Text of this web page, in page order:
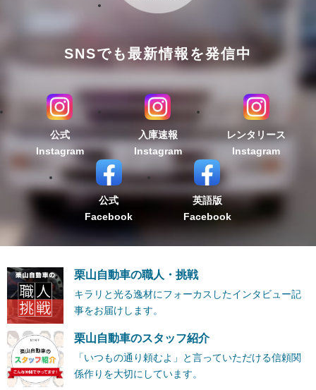
SNSでも最新情報を発信中
公式
Instagram
入庫速報
Instagram
レンタリース
Instagram
公式
Facebook
英語版
Facebook
栗山自動車の職人・挑戦
キラリと光る逸材にフォーカスしたインタビュー記
事をお届けします。
栗山自動車のスタッフ紹介
「いつもの通り頼むよ」と言っていただける信頼関
係作りを大切にしています。